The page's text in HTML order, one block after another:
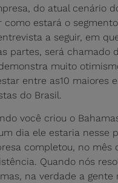
do atual cenário
como estará o
a seguir, em
partes, será chamado
muito
entre as10 maiores
do Brasil.
você criou o
dia ele estaria nesse
completou, no mês
Quando nós
na verdade a gente